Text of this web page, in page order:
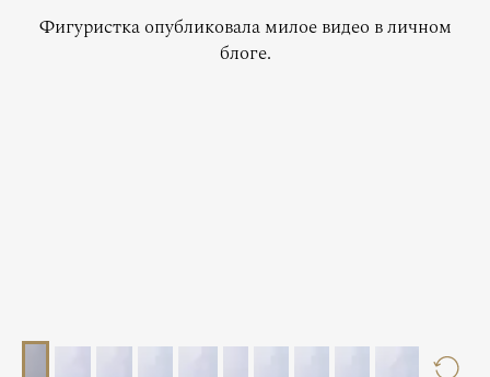
Фигуристка опубликовала милое видео в личном
блоге.